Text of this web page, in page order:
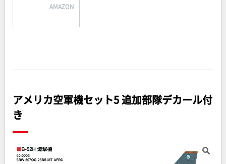
AMAZON
アメリカ空軍機セット5 追加部隊デカール付
き